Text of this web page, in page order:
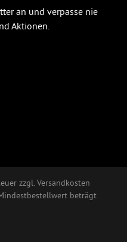
an und verpasse nie
Aktionen.
zzgl. Versandkosten
beträgt